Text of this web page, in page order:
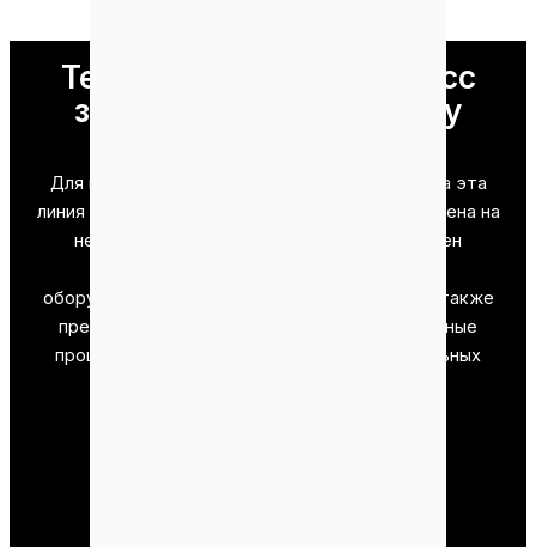
Технологический процесс
завода по производству
Для повышения эффективности производства эта
линия по производству гранул EFB была разделена на
несколько секций. Каждый участок оснащен
оборудованием и системами управления. Мы также
предлагаем индивидуальные производственные
процессы, чтобы помочь вам достичь идеальных